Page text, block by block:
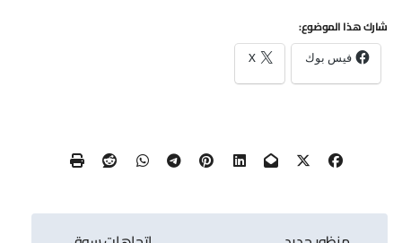
شارك هذا الموضوع:
فيس بوك X
تصفّح